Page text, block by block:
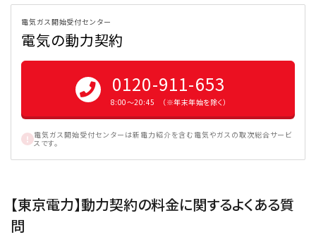
電気ガス開始受付センター
電気の動力契約
0120-911-653
8:00〜20:45 （※年末年始を除く）
電気ガス開始受付センターは新電力紹介を含む電気やガスの取次総合サービ
スです。
【東京電力】動力契約の料金に関するよくある質
問